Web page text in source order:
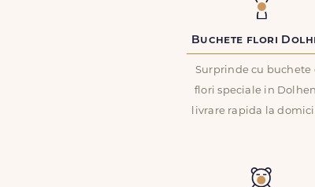
Buchete flori
Surprinde cu buchete
flori speciale in
livrare rapida la